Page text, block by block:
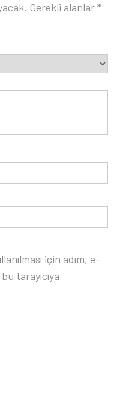
Gerekli alanlar*
için adım, e-
tarayıcıya